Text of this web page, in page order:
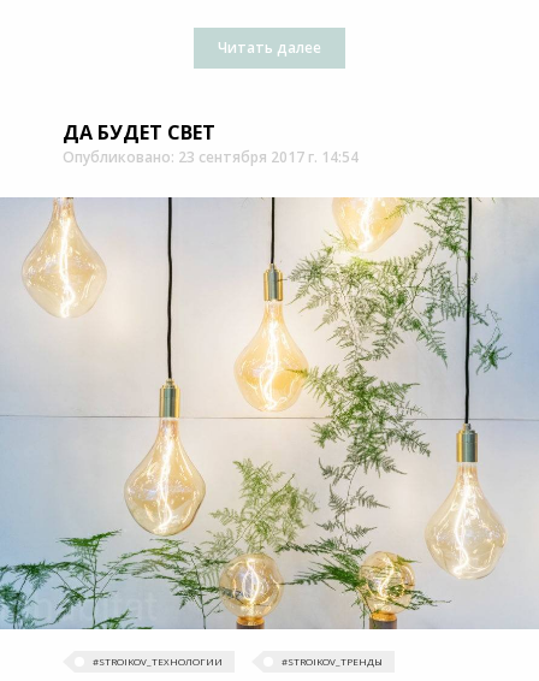
Читать далее
ДА БУДЕТ СВЕТ
Опубликовано: 23 сентября 2017 г. 14:54
#STROIKOV_ТЕХНОЛОГИИ #‎STROIKOV_ТРЕНДЫ‬